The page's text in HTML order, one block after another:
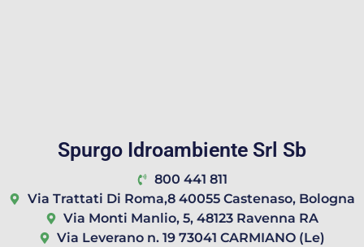
Spurgo Idroambiente Srl Sb
800 441 811
Via Trattati Di Roma,8 40055 Castenaso, Bologna
Via Monti Manlio, 5, 48123 Ravenna RA
Via Leverano n. 19 73041 CARMIANO (Le)